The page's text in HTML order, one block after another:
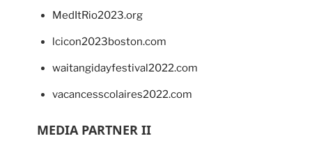
MedItRio2023.org
lcicon2023boston.com
waitangidayfestival2022.com
vacancesscolaires2022.com
MEDIA PARTNER II